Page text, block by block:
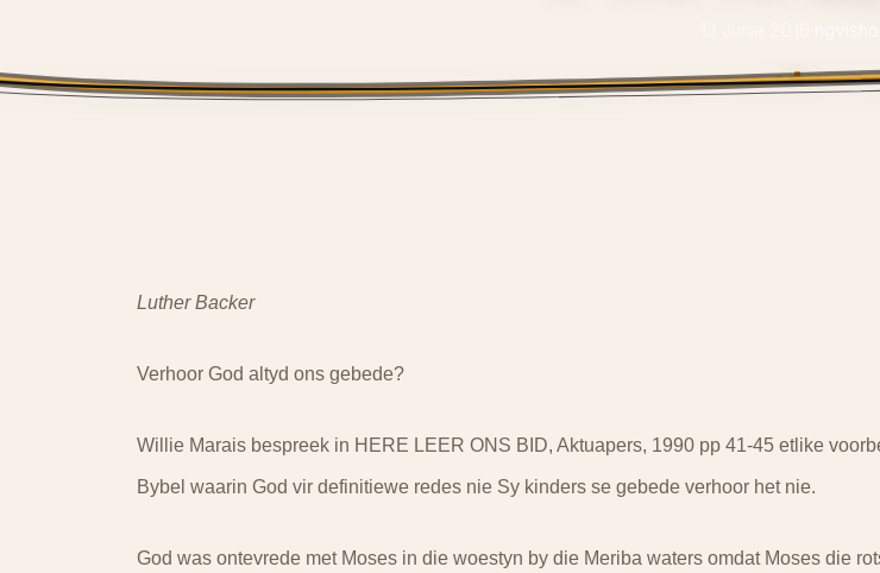
Luther Backer
Verhoor God altyd ons gebede?
Willie Marais bespreek in HERE LEER ONS BID, Aktuapers, 1990 pp 41-45 etlike
Bybel waarin God vir definitiewe redes nie Sy kinders se gebede verhoor het nie.
God was ontevrede met Moses in die woestyn by die Meriba waters omdat Moses die